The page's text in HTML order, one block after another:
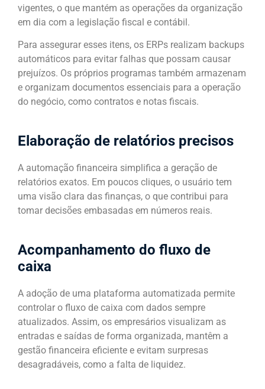
vigentes, o que mantém as operações da organização
em dia com a legislação fiscal e contábil.
Para assegurar esses itens, os ERPs realizam backups
automáticos para evitar falhas que possam causar
prejuízos. Os próprios programas também armazenam
e organizam documentos essenciais para a operação
do negócio, como contratos e notas fiscais.
Elaboração de relatórios precisos
A automação financeira simplifica a geração de
relatórios exatos. Em poucos cliques, o usuário tem
uma visão clara das finanças, o que contribui para
tomar decisões embasadas em números reais.
Acompanhamento do fluxo de
caixa
A adoção de uma plataforma automatizada permite
controlar o fluxo de caixa com dados sempre
atualizados. Assim, os empresários visualizam as
entradas e saídas de forma organizada, mantêm a
gestão financeira eficiente e evitam surpresas
desagradáveis, como a falta de liquidez.